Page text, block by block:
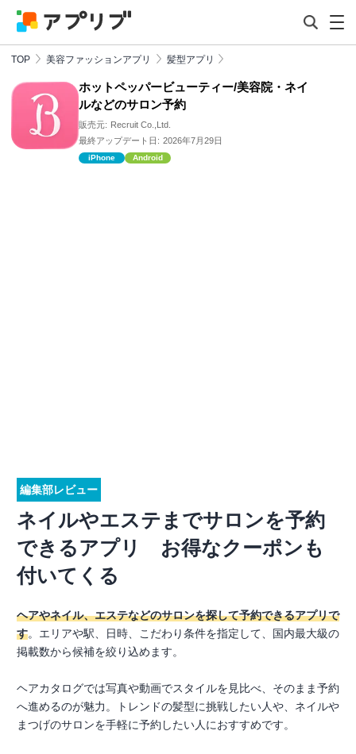
TOP 美容ファッションアプリ 髪型アプリ
ホットペッパービューティー/美容院・ネイ
ルなどのサロン予約
販売元: Recruit Co.,Ltd.
最終アップデート日: 2026年7月29日
iPhone Android
編集部レビュー
ネイルやエステまでサロンを予約
できるアプリ お得なクーポンも
付いてくる
ヘアやネイル、エステなどのサロンを探して予約できるアプリで
す。エリアや駅、日時、こだわり条件を指定して、国内最大級の
掲載数から候補を絞り込めます。
ヘアカタログでは写真や動画でスタイルを見比べ、そのまま予約
へ進めるのが魅力。トレンドの髪型に挑戦したい人や、ネイルや
まつげのサロンを手軽に予約したい人におすすめです。